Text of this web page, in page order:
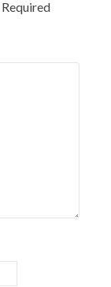
Required